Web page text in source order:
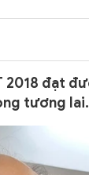
2018 đạt
tương lai.